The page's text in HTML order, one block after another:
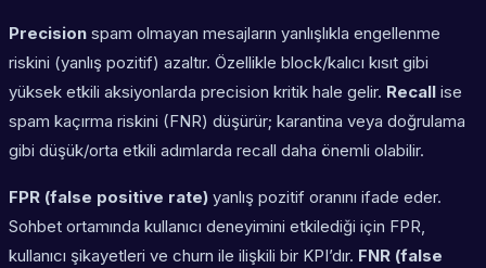
Precision spam olmayan mesajların yanlışlıkla engellenme
riskini (yanlış pozitif) azaltır. Özellikle block/kalıcı kısıt gibi
yüksek etkili aksiyonlarda precision kritik hale gelir. Recall ise
spam kaçırma riskini (FNR) düşürür; karantina veya doğrulama
gibi düşük/orta etkili adımlarda recall daha önemli olabilir.
FPR (false positive rate) yanlış pozitif oranını ifade eder.
Sohbet ortamında kullanıcı deneyimini etkilediği için FPR,
kullanıcı şikayetleri ve churn ile ilişkili bir KPI’dır. FNR (false